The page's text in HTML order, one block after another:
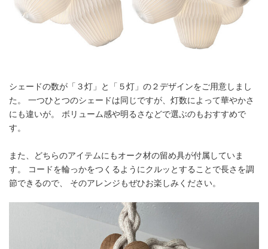
シェードの数が「３灯」と「５灯」の２デザインをご用意しまし
た。 一つひとつのシェードは同じですが、灯数によって華やかさ
にも違いが。 ボリューム感や明るさなどで選ぶのもおすすめで
す。
また、どちらのアイテムにもオーク材の留め具が付属していま
す。 コードを輪っかをつくるようにクルッとすることで長さを調
節できるので、 そのアレンジもぜひお楽しみください。